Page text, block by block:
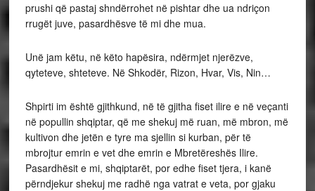
prushi që pastaj shndërrohet në pishtar dhe ua ndriçon
rrugët juve, pasardhësve të mi dhe mua.
Unë jam këtu, në këto hapësira, ndërmjet njerëzve,
qyteteve, shteteve. Në Shkodër, Rizon, Hvar, Vis, Nin…
Shpirti im është gjithkund, në të gjitha fiset ilire e në veçanti
në popullin shqiptar, që me shekuj më ruan, më mbron, më
kultivon dhe jetën e tyre ma sjellin si kurban, për të
mbrojtur emrin e vet dhe emrin e Mbretëreshës Ilire.
Pasardhësit e mi, shqiptarët, por edhe fiset tjera, i kanë
përndjekur shekuj me radhë nga vatrat e veta, por gjaku